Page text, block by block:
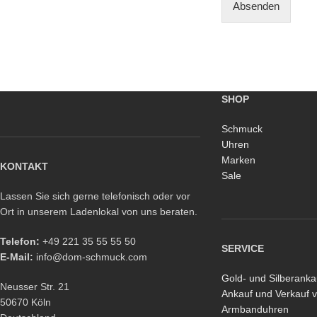
Absenden
KONTAKT
Lassen Sie sich gerne telefonisch oder vor
Ort in unserem Ladenlokal von uns beraten.
Telefon: +49 221 35 55 55 50
E-Mail: info@dom-schmuck.com
Neusser Str. 21
50670 Köln
SHOP
Schmuck
Uhren
Marken
Sale
SERVICE
Gold- und
Ankauf und Verkauf
Armbanduhren